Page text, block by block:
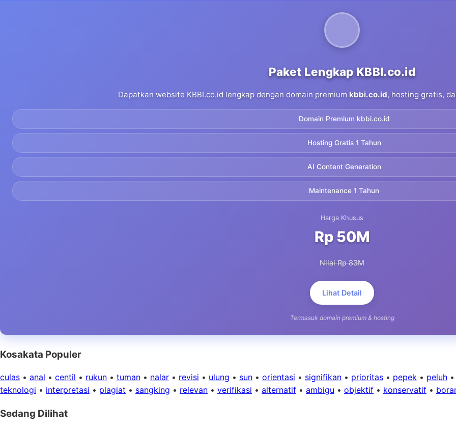
Paket Lengkap KBBI.co.id
Dapatkan website KBBI.co.id lengkap dengan domain premium kbbi.co.id, hosting gratis,
Domain Premium kbbi.co.id
Hosting Gratis 1 Tahun
AI Content Generation
Maintenance 1 Tahun
Harga Khusus
Rp 50M
Nilai Rp 83M
Lihat Detail
Termasuk domain premium & hosting
Kosakata Populer
culas • anal • centil • rukun • tuman • nalar • revisi • ulung • sun • orientasi • signifikan • prioritas • pepek • peluh •
teknologi • interpretasi • plagiat • sangking • relevan • verifikasi • alternatif • ambigu • objektif • konservatif •
Sedang Dilihat